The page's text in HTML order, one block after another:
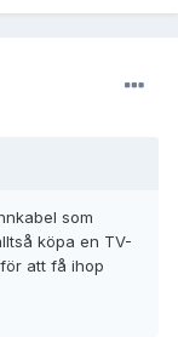
som
köpa en TV-
att få ihop